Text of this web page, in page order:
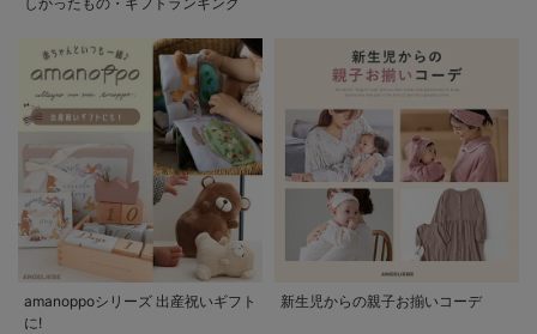
amanoppoシリーズ 出産祝いギフト
に!
新生児からの親子お揃いコーデ